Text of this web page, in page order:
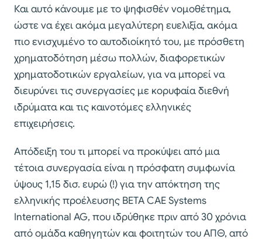
Και αυτό κάνουμε με το ψηφισθέν νομοθέτημα,
ώστε να έχει ακόμα μεγαλύτερη ευελιξία, ακόμα
πιο ενισχυμένο το αυτοδιοίκητό του, με πρόσθετη
χρηματοδότηση μέσω πολλών, διαφορετικών
χρηματοδοτικών εργαλείων, για να μπορεί να
διευρύνει τις συνεργασίες με κορυφαία διεθνή
ιδρύματα και τις καινοτόμες ελληνικές
επιχειρήσεις.
Απόδειξη του τι μπορεί να προκύψει από μια
τέτοια συνεργασία είναι η πρόσφατη συμφωνία
ύψους 1,15 δισ. ευρώ (!) για την απόκτηση της
ελληνικής προέλευσης BETA CAE Systems
International AG, που ιδρύθηκε πριν από 30 χρόνια
από ομάδα καθηγητών και φοιτητών του ΑΠΘ, από